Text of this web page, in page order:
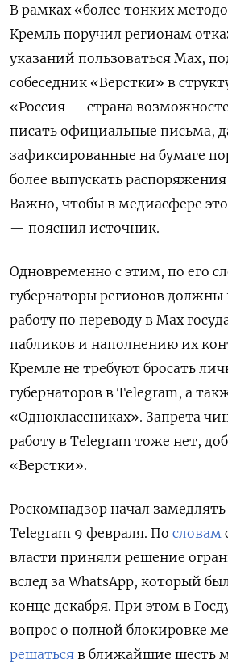
В рамках «более тонких
Кремль поручил регионам
указаний пользоваться Мах,
собеседник «Верстки» в
«Россия — страна
писать официальные письма,
зафиксированные на бумаге
более выпускать
Важно, чтобы в медиасфере
— пояснил источник.
Одновременно с этим, по его
губернаторы регионов
работу по переводу в Мах
пабликов и наполнению их
Кремле не требуют бросать
губернаторов в Telegram, а
«Одноклассниках». Запрета
работу в Telegram тоже нет,
«Верстки».
Роскомнадзор начал
Telegram 9 февраля. По словам
власти приняли решение
вслед за WhatsApp, который
конце декабря. При этом в
вопрос о полной блокировке
решаться в ближайшие шесть